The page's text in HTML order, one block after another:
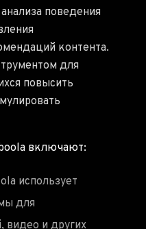
поведения
контента.
для
повысить
включают:
использует
для
видео и других